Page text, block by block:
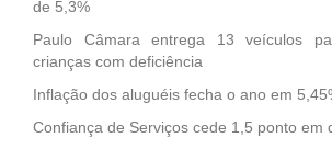
de 5,3%
Paulo Câmara entrega 13 veículos
crianças com deficiência
Inflação dos aluguéis fecha o ano em
Confiança de Serviços cede 1,5 ponto em